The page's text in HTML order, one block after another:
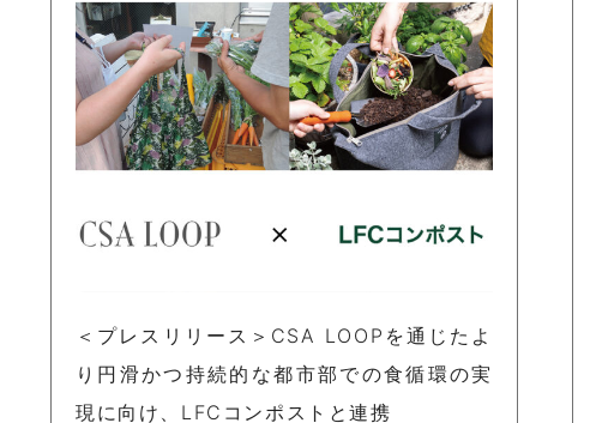
＜プレスリリース＞CSA LOOPを通じたよ
り円滑かつ持続的な都市部での食循環の実
現に向け、LFCコンポストと連携